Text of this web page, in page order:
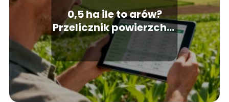
0,5 ha ile to arów?
Przelicznik powierzchni
w prosty sposób